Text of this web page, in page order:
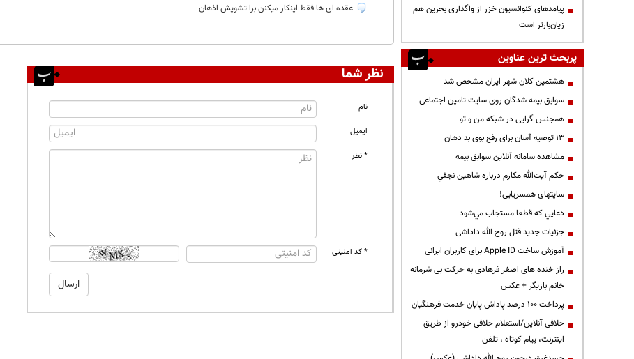
عقده ای ها فقط اینکار میکنن برا تشویش اذهان
نظر شما
نام
ایمیل
* نظر
* کد امنیتی
پیامدهای کنوانسیون خزر از واگذاری بحرین هم
زیان‌بارتر است
پربحث ترین عناوین
هشتمین کلان شهر ایران مشخص شد
سوابق بیمه شدگان روی سایت تامین اجتماعی
همجنس گرایی در شبکه من و تو
13 توصیه آسان برای رفع بوی بد دهان
مشاهده سامانه آنلاين سوابق بیمه
حكم آيت‌الله مكارم درباره شاهين نجفي
سایتهای همسریابی!
دعايي كه قطعا مستجاب مي‌شود
جزئیات جدید قتل روح الله داداشی
آموزش ساخت Apple ID برای کاربران ایرانی
راز خنده های اصغر فرهادی به حرکت بی شرمانه
خانم بازیگر + عکس
پرداخت ۱۰۰ درصد پاداش پایان خدمت فرهنگیان
خلافی آنلاین/استعلام خلافی خودرو از طریق
اینترنت، پیام کوتاه ، تلفن